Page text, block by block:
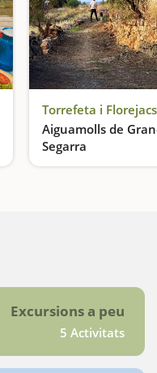
Torrefeta i Florejacs
Aiguamolls de
Segarra
L'oasi de la Segarra
Excursions a peu
5 Activitats